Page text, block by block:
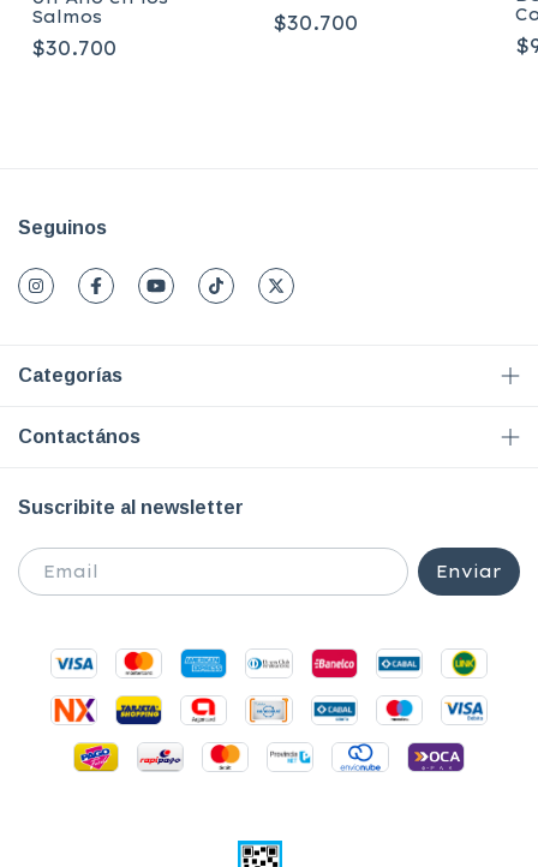
Salmos
$30.700
$30.700
Seguinos
Categorías
Contactános
Suscribite al newsletter